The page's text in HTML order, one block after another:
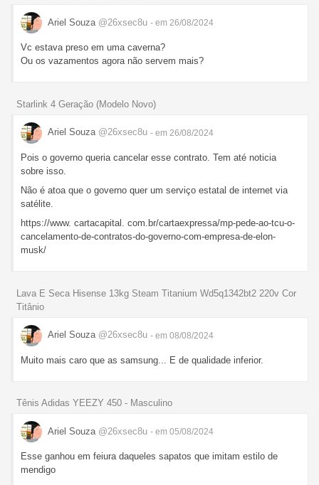
Ariel Souza @26xsec8u - em 26/08/2024
Vc estava preso em uma caverna?
Ou os vazamentos agora não servem mais?
Starlink 4 Geração (Modelo Novo)
Ariel Souza @26xsec8u - em 26/08/2024
Pois o governo queria cancelar esse contrato. Tem até noticia
sobre isso.
Não é atoa que o governo quer um serviço estatal de internet via
satélite.
https://www. cartacapital. com.br/cartaexpressa/mp-pede-ao-tcu-o-
cancelamento-de-contratos-do-governo-com-empresa-de-elon-
musk/
Lava E Seca Hisense 13kg Steam Titanium Wd5q1342bt2 220v Cor
Titânio
Ariel Souza @26xsec8u - em 08/08/2024
Muito mais caro que as samsung... E de qualidade inferior.
Tênis Adidas YEEZY 450 - Masculino
Ariel Souza @26xsec8u - em 05/08/2024
Esse ganhou em feiura daqueles sapatos que imitam estilo de
mendigo